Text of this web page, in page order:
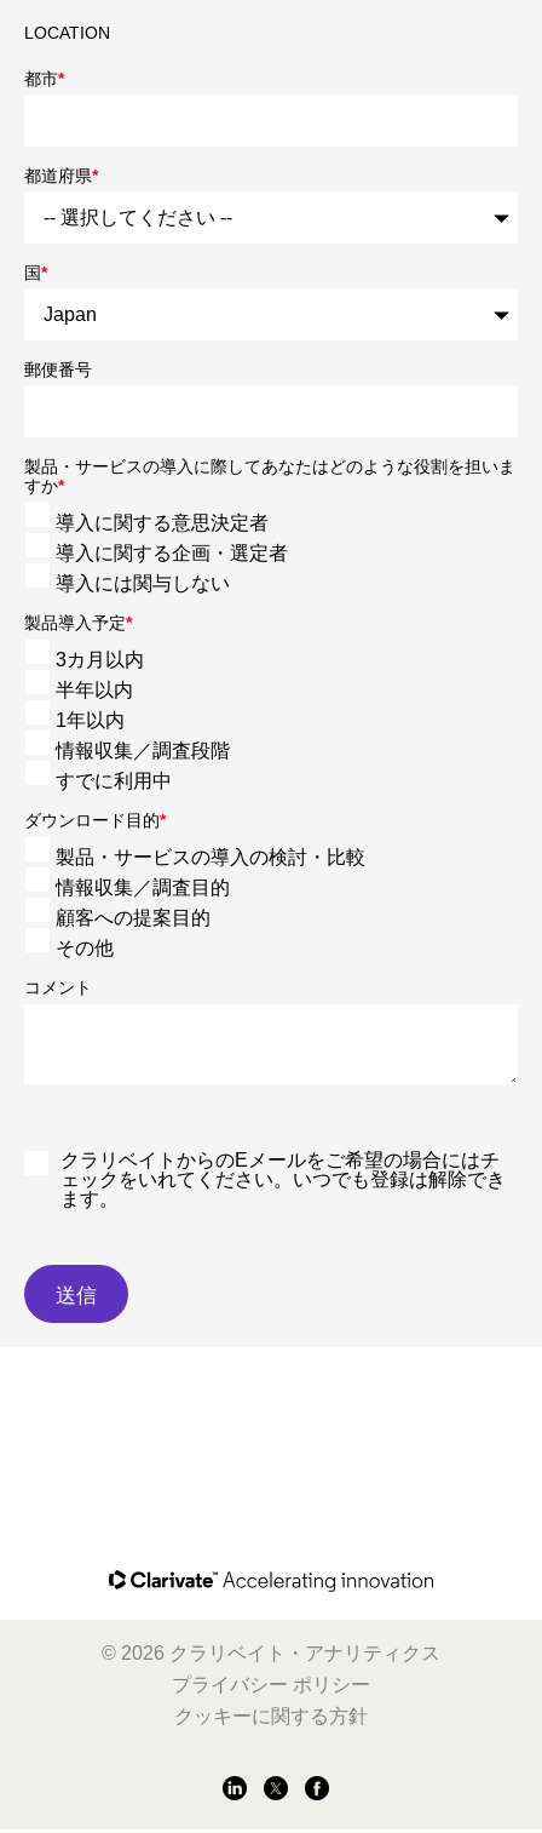
LOCATION
都市*
都道府県*
国*
郵便番号
製品・サービスの導入に際してあなたはどのような役割を担いま
すか*
導入に関する意思決定者
導入に関する企画・選定者
導入には関与しない
製品導入予定*
3カ月以内
半年以内
1年以内
情報収集／調査段階
すでに利用中
ダウンロード目的*
製品・サービスの導入の検討・比較
情報収集／調査目的
顧客への提案目的
その他
コメント
クラリベイトからのEメールをご希望の場合にはチ
ェックをいれてください。いつでも登録は解除でき
ます。
© 2026 クラリベイト・アナリティクス
プライバシー ポリシー
クッキーに関する方針